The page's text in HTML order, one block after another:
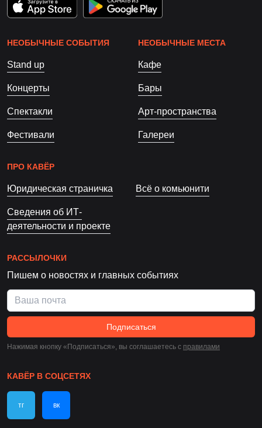
НЕОБЫЧНЫЕ СОБЫТИЯ
Stand up
Концерты
Спектакли
Фестивали
НЕОБЫЧНЫЕ МЕСТА
Кафе
Бары
Арт-пространства
Галереи
ПРО КАВЁР
Юридическая страничка Всё о комьюнити
Сведения об ИТ-
деятельности и проекте
РАССЫЛОЧКИ
Пишем о новостях и главных событиях
Подписаться
Нажимая кнопку «Подписаться», вы соглашаетесь c правилами
КАВЁР В СОЦСЕТЯХ
тг вк